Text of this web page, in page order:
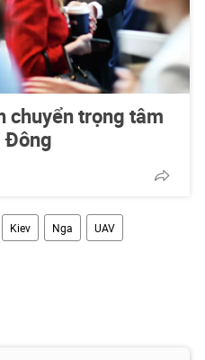
chuyển trọng tâm
Đông
Kiev Nga UAV